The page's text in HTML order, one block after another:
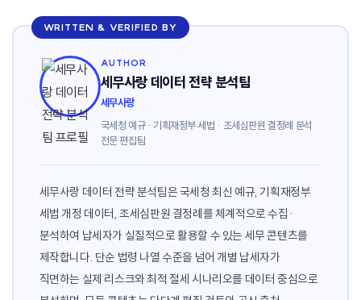
WRITTEN & VERIFIED BY
AUTHOR
세무사랑 데이터 전략 분석팀
세무사랑
국세청 예규 · 기획재정부 세법 · 조세심판원 결정례 분석
전문 편집팀
세무사랑 데이터 전략 분석팀은 국세청 최신 예규, 기획재정부
세법 개정 데이터, 조세심판원 결정례를 체계적으로 수집·
분석하여 납세자가 실질적으로 활용할 수 있는 세무 콘텐츠를
제작합니다. 단순 법령 나열 수준을 넘어 개별 납세자가
직면하는 실제 리스크와 최적 절세 시나리오를 데이터 중심으로